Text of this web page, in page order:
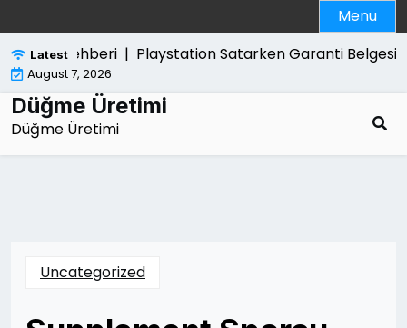
to
content
Menu
Latest
Rehberi |Playstation Satarken Garanti Belgesi
August 7, 2026
Düğme Üretimi
Düğme Üretimi
Uncategorized